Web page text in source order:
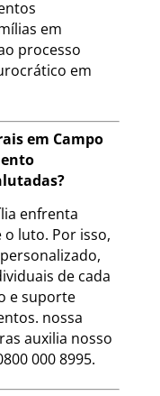
em
processo
em
em Campo
enfrenta
luto. Por isso,
de cada
e suporte
nossa
auxilia nosso
000 8995.